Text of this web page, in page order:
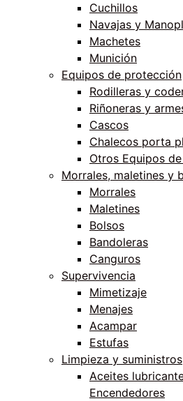
Cuchillos
Navajas y
Machetes
Munición
Equipos de protección
Rodilleras y
Riñoneras y
Cascos
Chalecos porta
Otros Equipos
Morrales, maletines y
Morrales
Maletines
Bolsos
Bandoleras
Canguros
Supervivencia
Mimetizaje
Menajes
Acampar
Estufas
Limpieza y suministros
Aceites
Encendedores